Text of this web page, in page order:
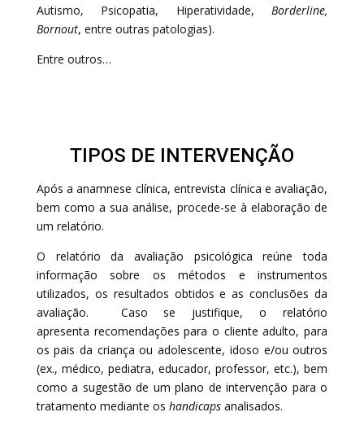
Autismo, Psicopatia, Hiperatividade,Borderline,
Bornout, entre outras patologias).
Entre outros…
TIPOS DE INTERVENÇÃO
Após a anamnese clínica, entrevista clínica e avaliação,
bem como a sua análise, procede-se à elaboração de
um relatório.
O relatório da avaliação psicológica reúne toda
informação sobre os métodos e instrumentos
utilizados, os resultados obtidos e as conclusões da
avaliação. Caso se justifique, o relatório
apresenta recomendações para o cliente adulto, para
os pais da criança ou adolescente, idoso e/ou outros
(ex., médico, pediatra, educador, professor, etc.), bem
como a sugestão de um plano de intervenção para o
tratamento mediante os handicapsanalisados.